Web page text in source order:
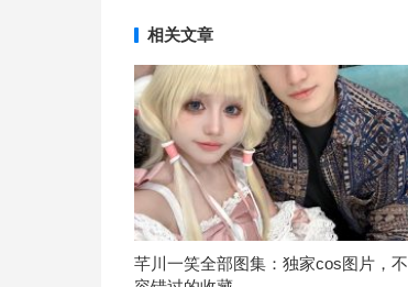
相关文章
芊川一笑全部图集：独家cos图片，不